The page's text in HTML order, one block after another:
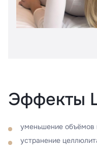
Эффекты
уменьшение объёмов
устранение